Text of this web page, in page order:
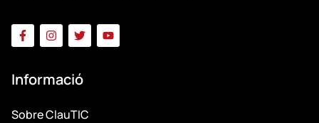
Informació
Sobre ClauTIC